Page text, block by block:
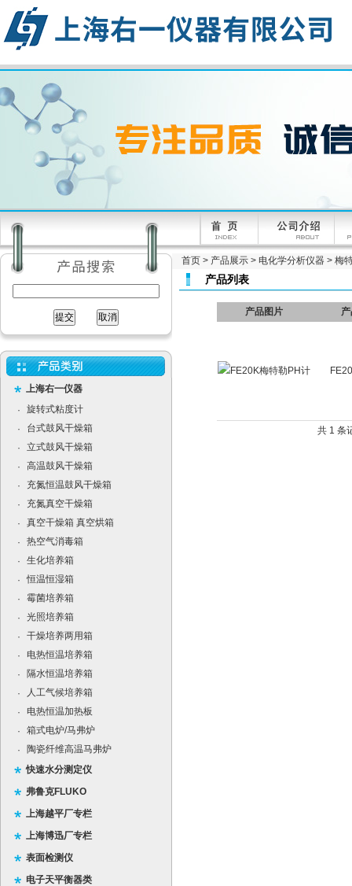
上海右一仪器
·
旋转式粘度计
·
台式鼓风干燥箱
·
立式鼓风干燥箱
·
高温鼓风干燥箱
·
充氮恒温鼓风干燥箱
·
充氮真空干燥箱
·
真空干燥箱 真空烘箱
·
热空气消毒箱
·
生化培养箱
·
恒温恒湿箱
·
霉菌培养箱
·
光照培养箱
·
干燥培养两用箱
·
电热恒温培养箱
·
隔水恒温培养箱
·
人工气候培养箱
·
电热恒温加热板
·
箱式电炉/马弗炉
·
陶瓷纤维高温马弗炉
快速水分测定仪
弗鲁克FLUKO
上海越平厂专栏
上海博迅厂专栏
表面检测仪
电子天平衡器类
首页 > 产品展示 > 电化学分析仪器 > 梅
产品列表
产品图片
共 1 条